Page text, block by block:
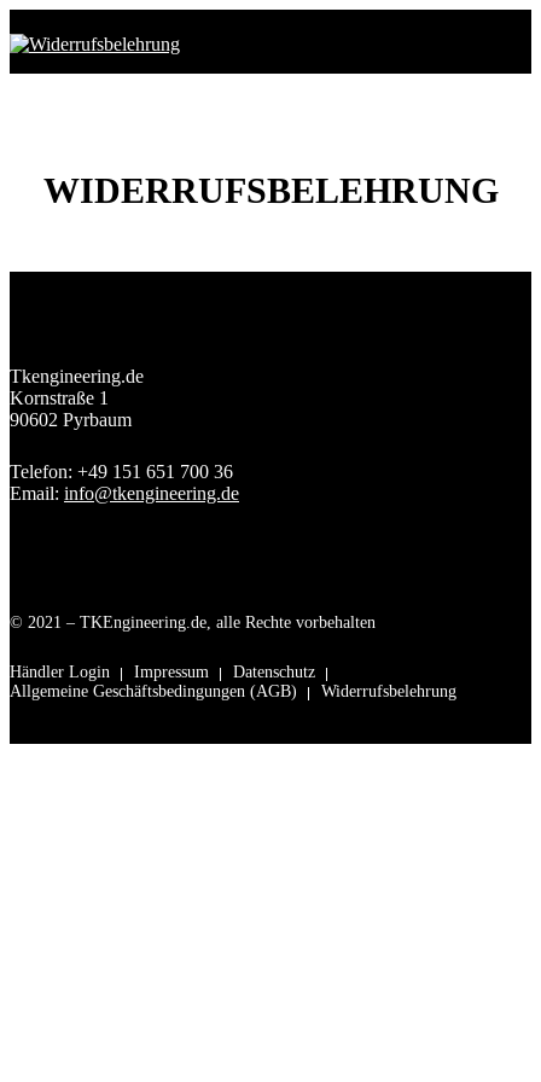
WIDERRUFSBELEHRUNG
Tkengineering.de
Kornstraße 1
90602 Pyrbaum
Telefon: +49 151 651 700 36
Email: info@tkengineering.de
© 2021 – TKEngineering.de, alle Rechte vorbehalten
Händler Login Impressum
Datenschutz
Allgemeine Geschäftsbedingungen (AGB)
Widerrufsbelehrung